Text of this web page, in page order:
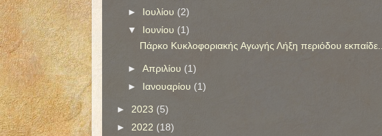
►
Ιουλίου (2)
▼
Ιουνίου (1)
Πάρκο Κυκλοφοριακής Αγωγής Λήξη περιόδου εκπαίδε...
►Απριλίου (1)
►
Ιανουαρίου (1)
► 2023 (5)
► 2022 (18)